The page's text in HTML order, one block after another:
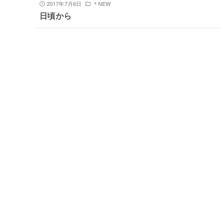
2017年7月6日 ＊NEW
日頃から